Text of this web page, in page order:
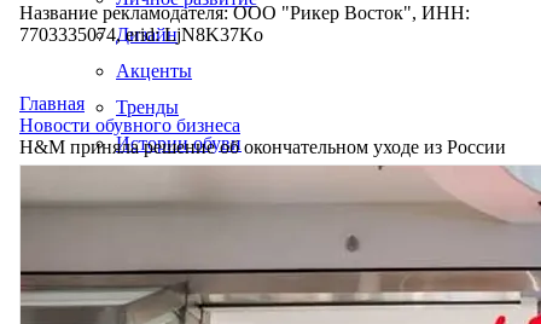
Дизайн
Акценты
Тренды
Истории обуви
Название рекламодателя: ООО "Рикер Восток", ИНН:
7703335074, erid: LjN8K37Ko
Главная
Новости обувного бизнеса
H&M приняла решение об окончательном уходе из России